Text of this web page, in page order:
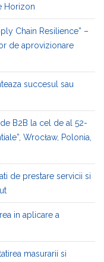
Horizon
Chain Resilience” –
de aprovizionare
succesul sau
B2B la cel de al 52-
Wrocław, Polonia,
de prestare servicii si
in aplicare a
masurarii si